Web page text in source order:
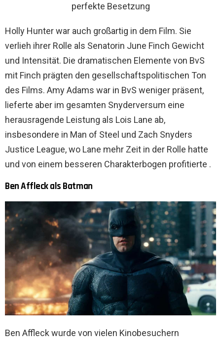
perfekte Besetzung
Holly Hunter war auch großartig in dem Film. Sie
verlieh ihrer Rolle als Senatorin June Finch Gewicht
und Intensität. Die dramatischen Elemente von BvS
mit Finch prägten den gesellschaftspolitischen Ton
des Films. Amy Adams war in BvS weniger präsent,
lieferte aber im gesamten Snyderversum eine
herausragende Leistung als Lois Lane ab,
insbesondere in Man of Steel und Zach Snyders
Justice League, wo Lane mehr Zeit in der Rolle hatte
und von einem besseren Charakterbogen profitierte .
Ben Affleck als Batman
Ben Affleck wurde von vielen Kinobesuchern